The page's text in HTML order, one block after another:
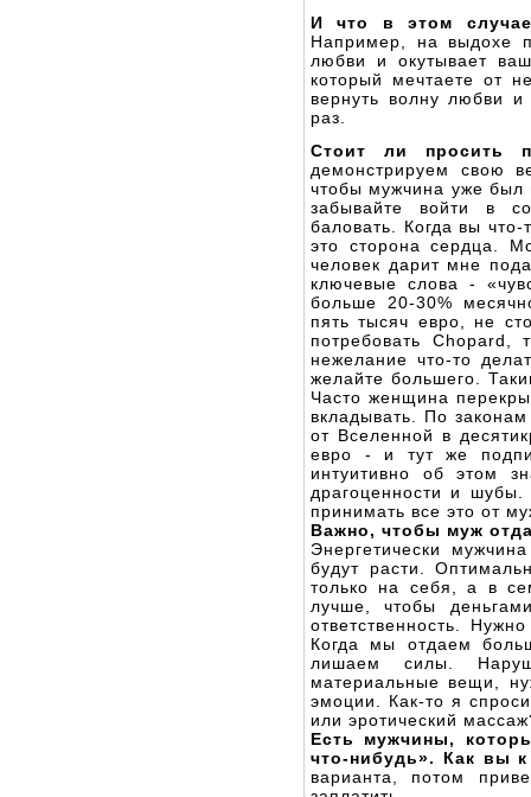
И что в этом
Например, на выдохе
любви и окутывает
который мечтаете от
вернуть волну любви
раз.
Стоит ли просить
демонстрируем свою
чтобы мужчина уже
забывайте войти в
баловать. Когда вы
это сторона сердца.
человек дарит мне
ключевые слова -
больше 20-30%
пять тысяч евро, не
потребовать
нежелание что-то
желайте большего.
Часто женщина
вкладывать. По
от Вселенной в
евро - и тут же
интуитивно об этом
драгоценности и
принимать все это от
Важно, чтобы муж
Энергетически
будут расти.
только на себя, а в
лучше, чтобы
ответственность.
Когда мы отдаем
лишаем силы.
материальные вещи,
эмоции. Как-то я
или эротический
Есть мужчины,
что-нибудь». Как вы
варианта, потом